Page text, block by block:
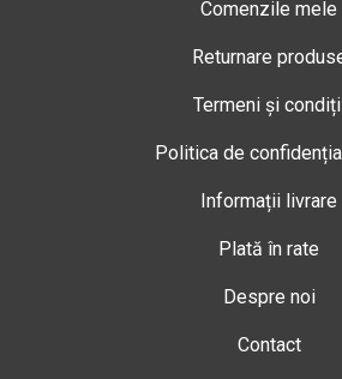
Comenzile mele
Returnare
Termeni și
Politica de
Informații livrare
Plată în rate
Despre noi
Contact